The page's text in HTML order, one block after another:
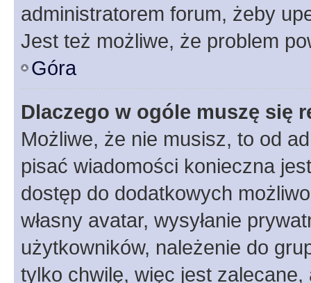
administratorem forum, żeby
Jest też możliwe, że problem
Góra
Dlaczego w ogóle muszę się
Możliwe, że nie musisz, to od
pisać wiadomości konieczna
dostęp do dodatkowych
własny avatar, wysyłanie
użytkowników, należenie do
tylko chwilę, więc jest zalecane,